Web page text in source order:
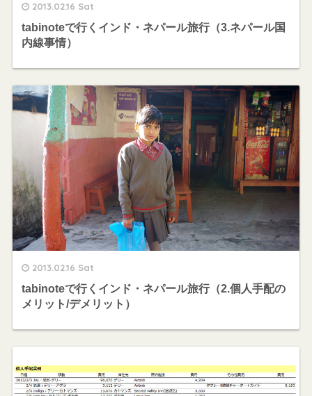
2013.02.16 Sat
tabinoteで行くインド・ネパール旅行（3.ネパール国
内線事情）
2013.02.16 Sat
tabinoteで行くインド・ネパール旅行（2.個人手配の
メリット/デメリット）